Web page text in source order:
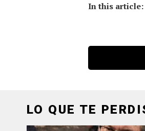
In this article:
LO QUE TE